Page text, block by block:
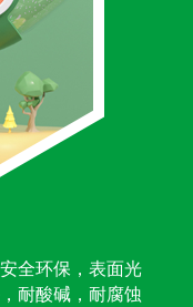
全环保，表面光
耐酸碱，耐腐蚀